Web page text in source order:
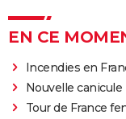
EN CE
Incendies en
Nouvelle canicule
Tour de France